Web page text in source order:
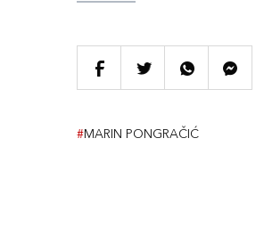
#MARIN PONGRAČIĆ